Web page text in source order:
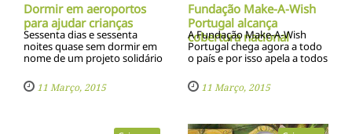
Dormir em aeroportos
para ajudar crianças
Sessenta dias e sessenta
noites quase sem dormir em
nome de um projeto solidário
para levar cuidados de saúde
a crianças desfavorecidas
11 Março, 2015
Fundação Make-A-Wish
Portugal alcança
cobertura nacional
A Fundação Make-A-Wish
Portugal chega agora a todo
o país e por isso apela a todos
tornem voluntários
11 Março, 2015